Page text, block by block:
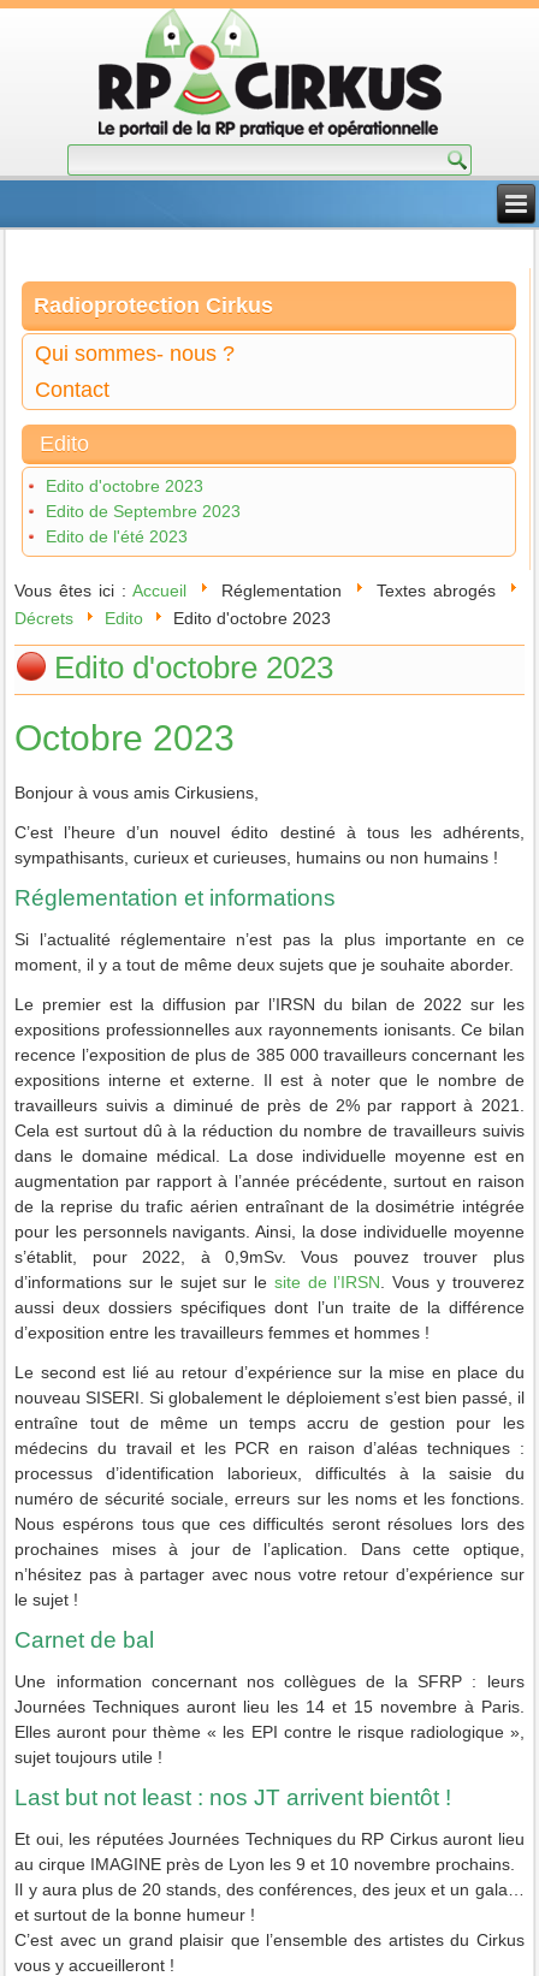
Radioprotection Cirkus
Qui sommes- nous ?
Contact
Edito
Edito d'octobre 2023
Edito de Septembre 2023
Edito de l'été 2023
Vous êtes ici : Accueil Réglementation
Textes abrogés
Décrets
Edito Edito d'octobre 2023
Edito d'octobre 2023
Octobre 2023
Bonjour à vous amis Cirkusiens,
C’est l’heure d’un nouvel édito destiné à tous les adhérents,
sympathisants, curieux et curieuses, humains ou non humains !
Réglementation et informations
Si l’actualité réglementaire n’est pas la plus importante en ce
moment, il y a tout de même deux sujets que je souhaite aborder.
Le premier est la diffusion par l’IRSN du bilan de 2022 sur les
expositions professionnelles aux rayonnements ionisants. Ce bilan
recence l’exposition de plus de 385 000 travailleurs concernant les
expositions interne et externe. Il est à noter que le nombre de
travailleurs suivis a diminué de près de 2% par rapport à 2021.
Cela est surtout dû à la réduction du nombre de travailleurs suivis
dans le domaine médical. La dose individuelle moyenne est en
augmentation par rapport à l’année précédente, surtout en raison
de la reprise du trafic aérien entraînant de la dosimétrie intégrée
pour les personnels navigants. Ainsi, la dose individuelle moyenne
s’établit, pour 2022, à 0,9mSv. Vous pouvez trouver plus
d’informations sur le sujet sur le site de l’IRSN . Vous y trouverez
aussi deux dossiers spécifiques dont l’un traite de la différence
d’exposition entre les travailleurs femmes et hommes !
Le second est lié au retour d’expérience sur la mise en place du
nouveau SISERI. Si globalement le déploiement s’est bien passé, il
entraîne tout de même un temps accru de gestion pour les
médecins du travail et les PCR en raison d’aléas techniques :
processus d’identification laborieux, difficultés à la saisie du
numéro de sécurité sociale, erreurs sur les noms et les fonctions.
Nous espérons tous que ces difficultés seront résolues lors des
prochaines mises à jour de l’aplication. Dans cette optique,
n’hésitez pas à partager avec nous votre retour d’expérience sur
le sujet !
Carnet de bal
Une information concernant nos collègues de la SFRP : leurs
Journées Techniques auront lieu les 14 et 15 novembre à Paris.
Elles auront pour thème « les EPI contre le risque radiologique »,
sujet toujours utile !
Last but not least : nos JT arrivent bientôt !
Et oui, les réputées Journées Techniques du RP Cirkus auront lieu
au cirque IMAGINE près de Lyon les 9 et 10 novembre prochains.
Il y aura plus de 20 stands, des conférences, des jeux et un gala…
et surtout de la bonne humeur !
C’est avec un grand plaisir que l’ensemble des artistes du Cirkus
vous y accueilleront !